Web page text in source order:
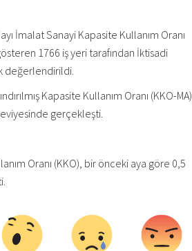
İmalat Sanayi Kapasite Kullanım Oranı
1766 iş yeri tarafından İktisadi
değerlendirildi.
Kapasite Kullanım Oranı (KKO-MA),
gerçekleşti.
Oranı (KKO), bir önceki aya göre 0,5